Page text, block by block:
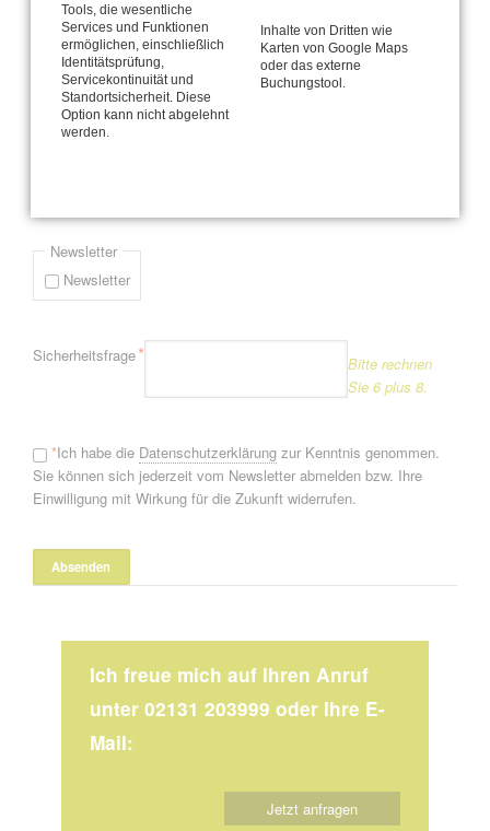
Newsletter-Anmeldung
Bitte informieren Sie mich via E-Mail (durchschnittlich etwa einmal
pro Monat) über Neuigkeiten und Angebote zur CANTIENICA® -
Methode wie zum Beispiel mein jeweils aktuelles Kursprogramm.
Newsletter
Newsletter
Pflichtfeld
Sicherheitsfrage*
Bitte rechnen
Sie 6 plus 8.
*Ich habe die Datenschutzerklärungzur Kenntnis genommen.
Sie können sich jederzeit vom Newsletter abmelden bzw. Ihre
Einwilligung mit Wirkung für die Zukunft widerrufen.
Ich freue mich auf Ihren Anruf
unter 02131 203999 oder Ihre E-
Mail:
Jetzt anfragen
Tools, die wesentliche
Services und Funktionen
ermöglichen, einschließlich
Identitätsprüfung,
Servicekontinuität und
Standortsicherheit. Diese
Option kann nicht abgelehnt
werden.
Inhalte von Dritten wie
Karten von Google Maps
oder das externe
Buchungstool.